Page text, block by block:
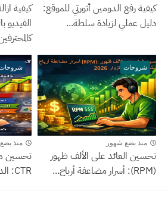
كيفية رفع الدومين أثورتي للموقع:
دليل عملي لزيادة سلطة...
كيفية
الفيديو
شروحات
منذ بضع شهور
تحسين العائد على الألف ظهور
(RPM): أسرار مضاعفة أرباح...
منذ
تحسين
CTR: الدليل الشامل لزيادة...